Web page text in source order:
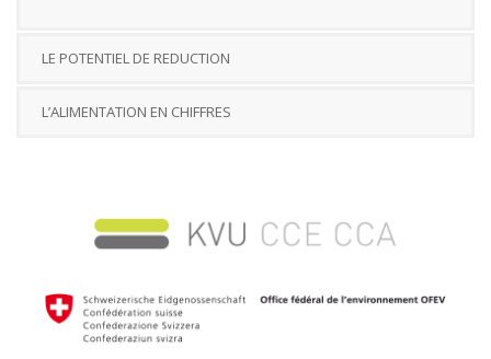
LE POTENTIEL DE REDUCTION
L’ALIMENTATION EN CHIFFRES